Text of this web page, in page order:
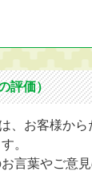
評価）
、お客様か
。
言葉やご意